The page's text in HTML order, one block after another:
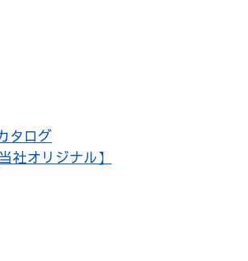
タログ
社オリジナル】